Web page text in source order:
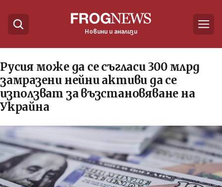
Новини и анализи
Русия може да се съгласи 300 млрд
замразени нейни активи да се
използват за възстановяване на
Украйна